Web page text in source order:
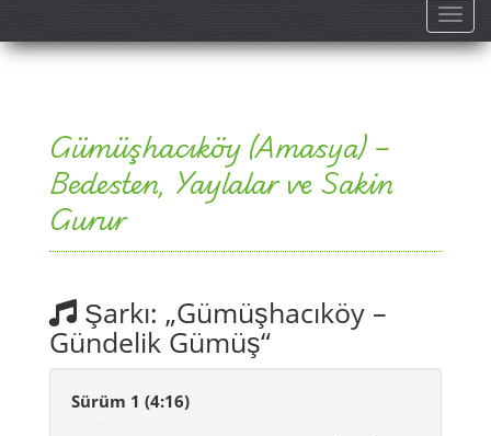
onlar geldiler: Amasya - Gümüşhacıköy
Gümüşhacıköy (Amasya) –
Bedesten, Yaylalar ve Sakin
Gurur